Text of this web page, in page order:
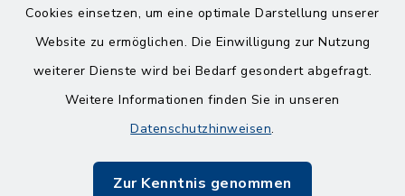
Cookies einsetzen, um eine optimale Darstellung unserer
Website zu ermöglichen. Die Einwilligung zur Nutzung
weiterer Dienste wird bei Bedarf gesondert abgefragt.
Weitere Informationen finden Sie in unseren
Datenschutzhinweisen.
Zur Kenntnis genommen
Barrierefreiheit